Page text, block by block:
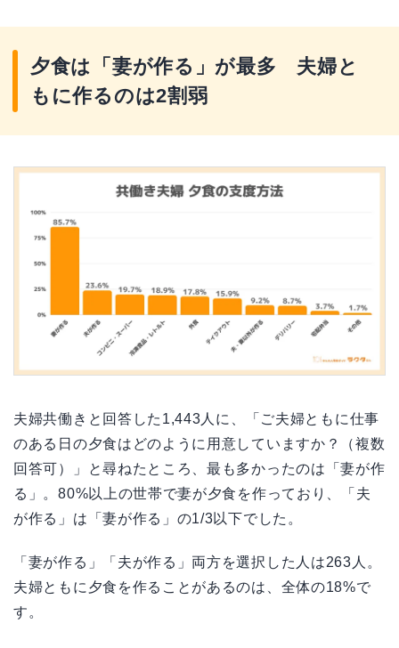
夕食は「妻が作る」が最多 夫婦と
もに作るのは2割弱
夫婦共働きと回答した1,443人に、「ご夫婦ともに仕事
のある日の夕食はどのように用意していますか？（複数
回答可）」と尋ねたところ、最も多かったのは「妻が作
る」。80%以上の世帯で妻が夕食を作っており、「夫
が作る」は「妻が作る」の1/3以下でした。
「妻が作る」「夫が作る」両方を選択した人は263人。
夫婦ともに夕食を作ることがあるのは、全体の18%で
す。